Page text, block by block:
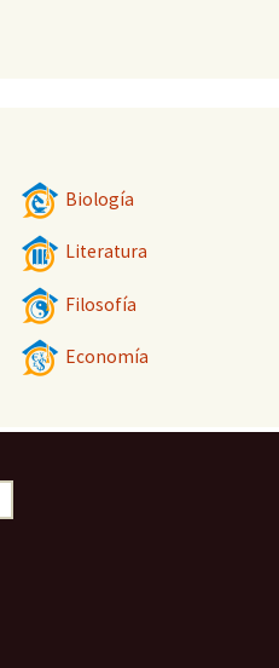
Biología
Literatura
Filosofía
Economía